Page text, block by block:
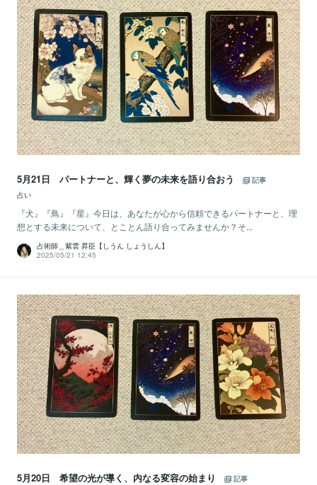
5月21日 パートナーと、輝く夢の未来を語り合おう
記事
占い
『犬』『鳥』『星』今日は、あなたが心から信頼できるパートナーと、理
想とする未来について、とことん語り合ってみませんか？そ...
占術師＿紫雲 昇臣【しうん しょうしん】
2025/05/21 12:45
5月20日 希望の光が導く、内なる変容の始まり
記事